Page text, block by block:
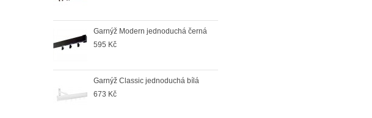
Garnýž Modern jednoduchá černá
595 Kč
Garnýž Classic jednoduchá bílá
673 Kč